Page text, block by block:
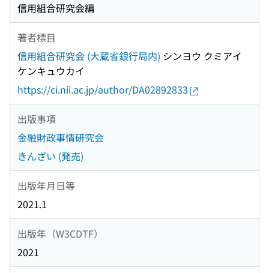
信用組合研究会編
著者標目
信用組合研究会 (大蔵省銀行局内) シンヨウ クミアイ
ケンキュウカイ
https://ci.nii.ac.jp/author/DA02892833
出版事項
金融財政事情研究会
きんざい (発売)
出版年月日等
2021.1
出版年（W3CDTF）
2021